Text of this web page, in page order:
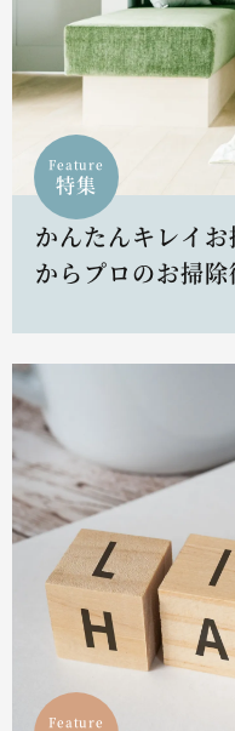
Feature
特集
かんたんキレイ
からプロのお掃除
Feature